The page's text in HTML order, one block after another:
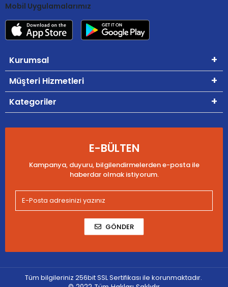
Mobil Uygulamalarımız
Kurumsal
Müşteri Hizmetleri
Kategoriler
E-BÜLTEN
Kampanya, duyuru, bilgilendirmelerden e-posta ile
haberdar olmak istiyorum.
GÖNDER
Tüm bilgileriniz 256bit SSL Sertifikası ile korunmaktadır.